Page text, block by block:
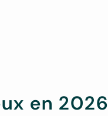
en 2026